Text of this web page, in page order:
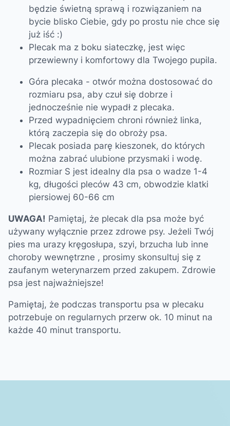
będzie świetną sprawą i rozwiązaniem na
bycie blisko Ciebie, gdy po prostu nie chce się
już iść :)
Plecak ma z boku siateczkę, jest więc
przewiewny i komfortowy dla Twojego pupila.
Góra plecaka - otwór można dostosować do
rozmiaru psa, aby czuł się dobrze i
jednocześnie nie wypadł z plecaka.
Przed wypadnięciem chroni również linka,
którą zaczepia się do obroży psa.
Plecak posiada parę kieszonek, do których
można zabrać ulubione przysmaki i wodę.
Rozmiar S jest idealny dla psa o wadze 1-4
kg, długości pleców 43 cm, obwodzie klatki
piersiowej 60-66 cm
UWAGA! Pamiętaj, że plecak dla psa może być
używany wyłącznie przez zdrowe psy. Jeżeli Twój
pies ma urazy kręgosłupa, szyi, brzucha lub inne
choroby wewnętrzne , prosimy skonsultuj się z
zaufanym weterynarzem przed zakupem. Zdrowie
psa jest najważniejsze!
Pamiętaj, że podczas transportu psa w plecaku
potrzebuje on regularnych przerw ok. 10 minut na
każde 40 minut transportu.